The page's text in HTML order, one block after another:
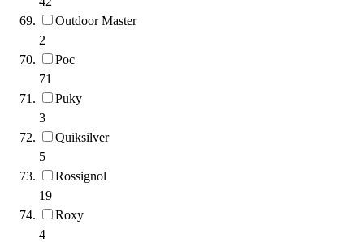
Outdoor Master
2
Poc
71
Puky
3
Quiksilver
5
Rossignol
19
Roxy
4